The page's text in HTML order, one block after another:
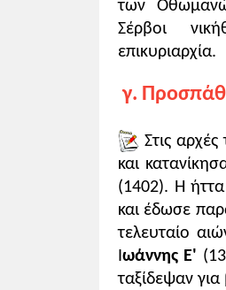
των
Σέρβοι
επικυριαρχία.
γ.
Στις
και
(1402). Η
και έδωσε
τελευταίο
ωάννης Ε'
ταξίδεψαν